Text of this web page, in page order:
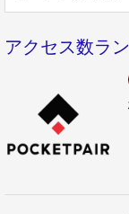
アクセス数ラ